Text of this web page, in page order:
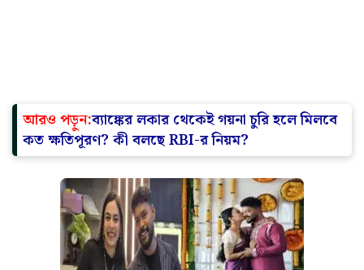
আরও পড়ুন:ব্যাঙ্কের লকার থেকেই গয়না চুরি হলে মিলবে
কত ক্ষতিপূরণ? কী বলছে RBI-র নিয়ম?